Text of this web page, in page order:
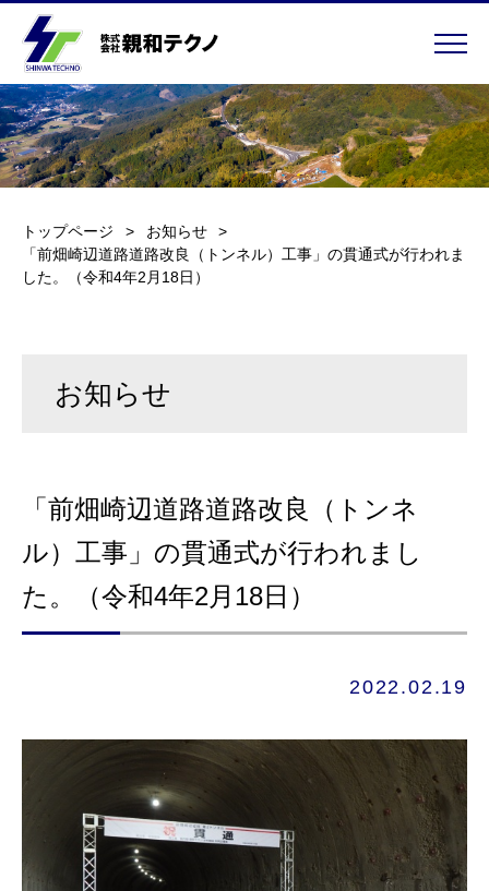
業務内容
エコアクション21
福利厚生
社員の声
お問い合わせ
トップページ
お知らせ
「前畑崎辺道路道路改良（トンネル）工事」の貫通式が行われま
した。（令和4年2月18日）
お知らせ
「前畑崎辺道路道路改良（トンネ
ル）工事」の貫通式が行われまし
た。（令和4年2月18日）
2022.02.19